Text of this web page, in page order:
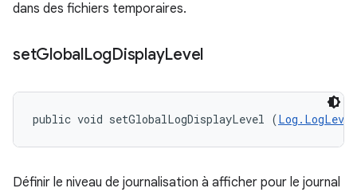
dans des fichiers temporaires.
setGlobalLogDisplayLevel
public void setGlobalLogDisplayLevel (Log.LogLevel
Définir le niveau de journalisation à afficher pour le journal